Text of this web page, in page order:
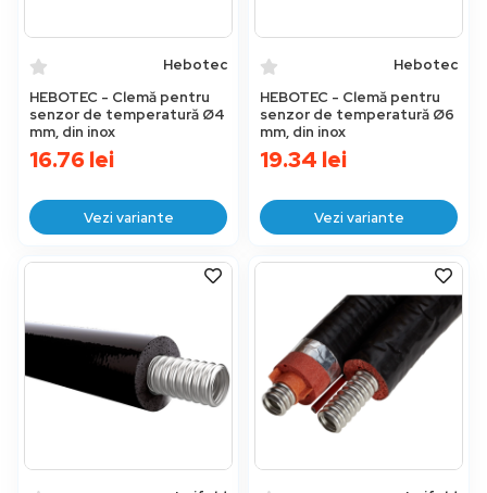
Hebotec
HEBOTEC - Clemă pentru
senzor de temperatură Ø4
mm, din inox
16.76lei
Vezi variante
Hebotec
HEBOTEC - Clemă pentru
senzor de temperatură Ø6
mm, din inox
19.34 lei
Vezi variante